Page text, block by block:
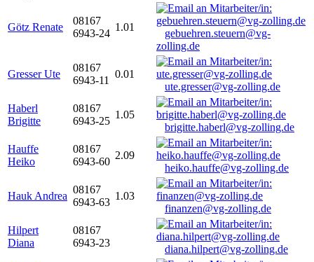
Götz Renate
08167
6943-24
1.01
gebuehren.steuern@vg-
zolling.de
Gresser Ute
08167
6943-11
0.01
ute.gresser@vg-zolling.de
Haberl
Brigitte
08167
6943-25
1.05
brigitte.haberl@vg-zolling.de
Hauffe
Heiko
08167
6943-60
2.09
heiko.hauffe@vg-zolling.de
Hauk Andrea
08167
6943-63
1.03
finanzen@vg-zolling.de
Hilpert
Diana
08167
6943-23
diana.hilpert@vg-zolling.de